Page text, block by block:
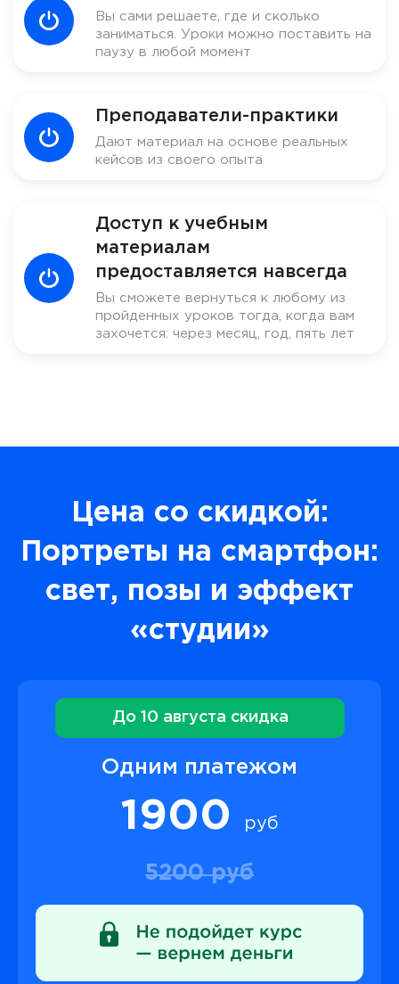
Вы сами решаете, где и сколько
заниматься. Уроки можно поставить на
паузу в любой момент
Преподаватели-практики
Дают материал на основе реальных
кейсов из своего опыта
Доступ к учебным
материалам
предоставляется навсегда
Вы сможете вернуться к любому из
пройденных уроков тогда, когда вам
захочется: через месяц, год, пять лет
Цена со скидкой:
Портреты на смартфон:
свет, позы и эффект
«студии»
До 10 августа скидка
Одним платежом
1900 руб
5200 руб